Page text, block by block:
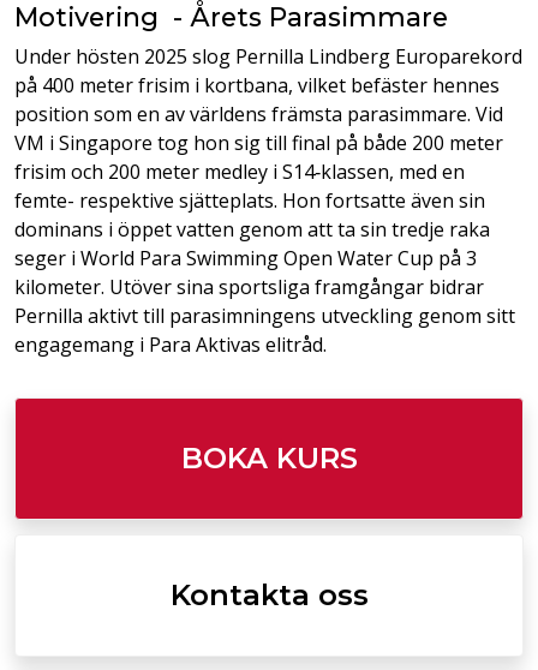
Motivering - Årets Parasimmare
Under hösten 2025 slog Pernilla Lindberg Europarekord
på 400 meter frisim i kortbana, vilket befäster hennes
position som en av världens främsta parasimmare. Vid
VM i Singapore tog hon sig till final på både 200 meter
frisim och 200 meter medley i S14‑klassen, med en
femte- respektive sjätteplats. Hon fortsatte även sin
dominans i öppet vatten genom att ta sin tredje raka
seger i World Para Swimming Open Water Cup på 3
kilometer. Utöver sina sportsliga framgångar bidrar
Pernilla aktivt till parasimningens utveckling genom sitt
engagemang i Para Aktivas elitråd.
BOKA KURS
Kontakta oss